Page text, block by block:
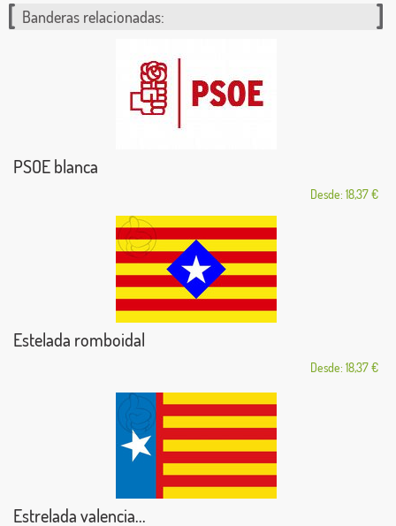
Banderas relacionadas:
PSOE blanca
Desde: 18,37 €
Estelada romboidal
Desde: 18,37 €
Estrelada valencia...